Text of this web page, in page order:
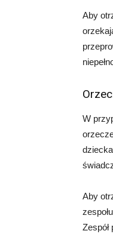
Aby
W
Aby